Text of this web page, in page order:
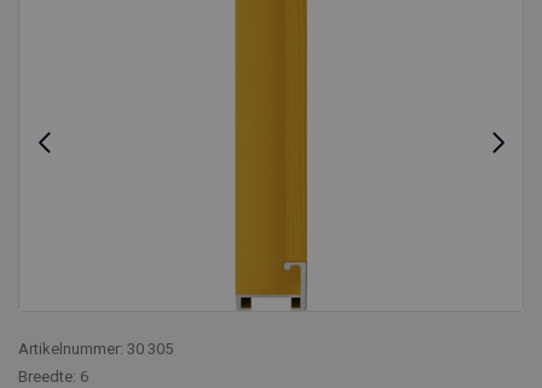
Artikelnummer: 30 305
Breedte: 6